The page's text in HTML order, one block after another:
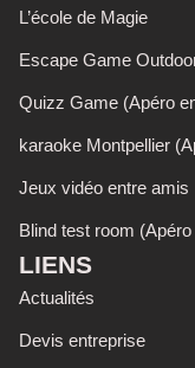
L’école de Magie
Escape Game
Quizz Game (Apéro
karaoke Montpellier
Jeux vidéo entre amis
Blind test room
LIENS
Actualités
Devis entreprise